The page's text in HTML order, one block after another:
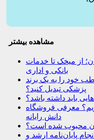
مشاهده بیشتر
از میخک تا خدمات
بانکی و اداری
خود را به یک برند
پزشکی تبدیل کنید؟
باید داشته باشد؟
معرفی فروشگاه
دانش رایانه
محبوب شده است؟
پایان‌نامه ارشد و